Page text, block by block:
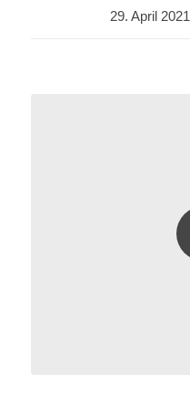
29. April 2021
/